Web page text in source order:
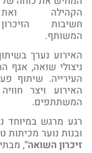
ואת
הזיכרון
נערך בשיתוף
שואה, אגף
שיתוף
ויצר
מרגש במיוחד
נוער מכיתות
השואה", מבתי